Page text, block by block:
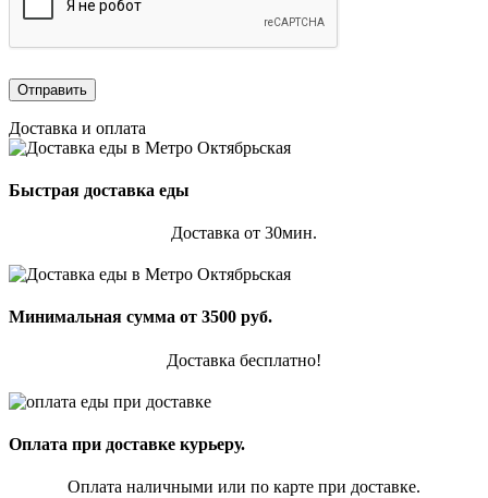
Доставка и оплата
Быстрая доставка еды
Доставка от 30мин.
Минимальная сумма от 3500 руб.
Доставка бесплатно!
Оплата при доставке курьеру.
Оплата наличными или по карте при доставке.